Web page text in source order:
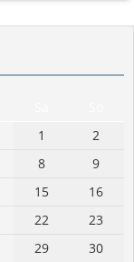
1
2
8
9
15
16
22
23
29 30